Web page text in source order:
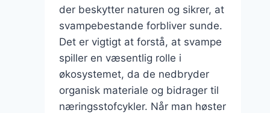
der beskytter naturen og sikrer, at
svampebestande forbliver sunde.
Det er vigtigt at forstå, at svampe
spiller en væsentlig rolle i
økosystemet, da de nedbryder
organisk materiale og bidrager til
næringsstofcykler. Når man høster